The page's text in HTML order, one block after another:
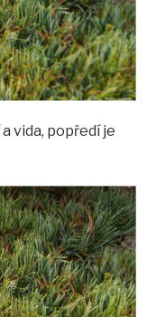
vida, popředí je